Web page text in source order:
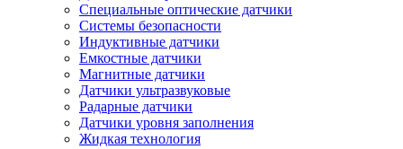
Специальные оптические датчики
Системы безопасности
Индуктивные датчики
Емкостные датчики
Магнитные датчики
Датчики ультразвуковые
Радарные датчики
Датчики уровня заполнения
Жидкая технология